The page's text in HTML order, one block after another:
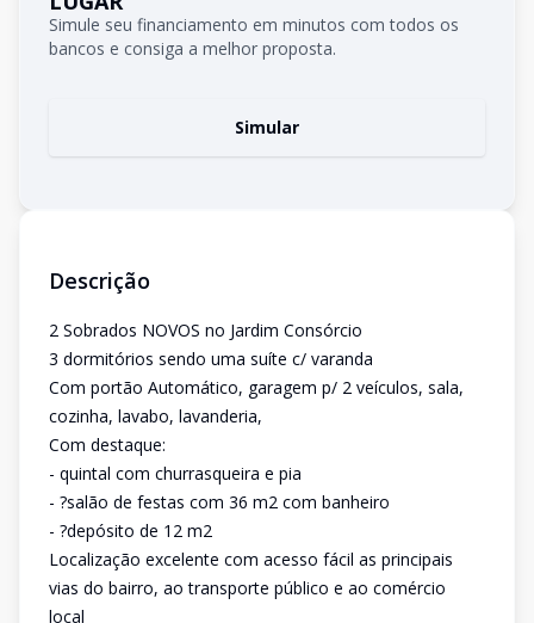
Simule seu financiamento em minutos com todos os
bancos e consiga a melhor proposta.
Simular
Descrição
2 Sobrados NOVOS no Jardim Consórcio
3 dormitórios sendo uma suíte c/ varanda
Com portão Automático, garagem p/ 2 veículos, sala,
cozinha, lavabo, lavanderia,
Com destaque:
- quintal com churrasqueira e pia
- ?salão de festas com 36 m2 com banheiro
- ?depósito de 12 m2
Localização excelente com acesso fácil as principais
vias do bairro, ao transporte público e ao comércio
local